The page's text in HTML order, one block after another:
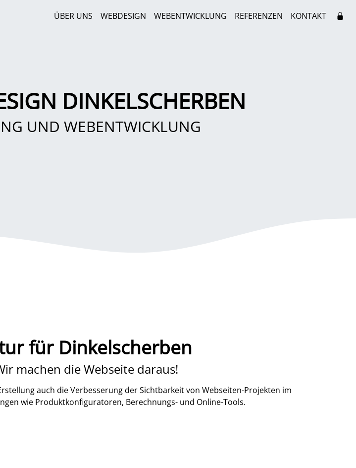
ÜBER UNS WEBDESIGN WEBENTWICKLUNG REFERENZEN KONTAKT
DINKELSCHERBEN
UND WEBENTWICKLUNG
für Dinkelscherben
machen die Webseite daraus!
auch die Verbesserung der Sichtbarkeit von Webseiten-Projekten im
wie Produktkonfiguratoren, Berechnungs- und Online-Tools.